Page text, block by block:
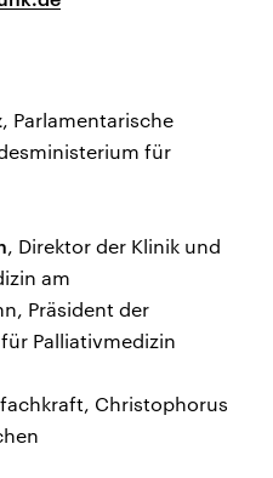
, Parlamentarische
für
, Direktor der Klinik und
am
Präsident der
Palliativmedizin
Christophorus